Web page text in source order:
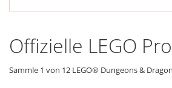
Offizielle LEGO
Sammle 1 von 12 LEGO® Dungeons &